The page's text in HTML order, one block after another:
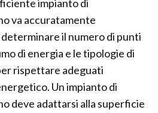
impianto di
va accuratamente
il numero di punti
di energia e le tipologie di
rispettare adeguati
Un impianto di
deve adattarsi alla superficie